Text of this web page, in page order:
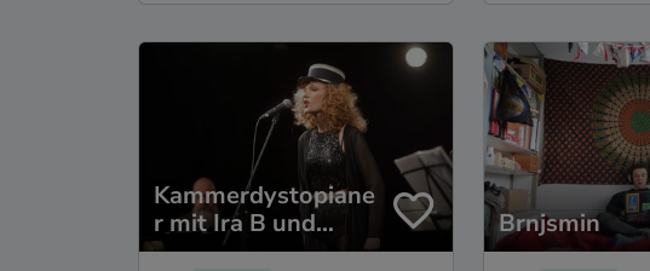
Kammerdystopiane
r mit Ira B und
André Schwager
Brnjsmin